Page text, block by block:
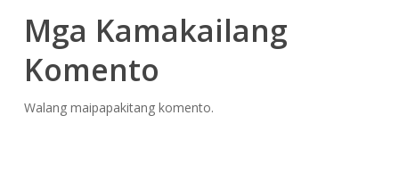
Mga Kamakailang
Komento
Walang maipapakitang komento.